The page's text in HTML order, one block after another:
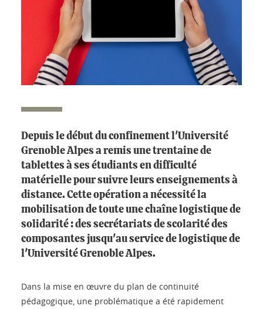
Depuis le début du confinement l'Université
Grenoble Alpes a remis une trentaine de
tablettes à ses étudiants en difficulté
matérielle pour suivre leurs enseignements à
distance. Cette opération a nécessité la
mobilisation de toute une chaîne logistique de
solidarité : des secrétariats de scolarité des
composantes jusqu'au service de logistique de
l'Université Grenoble Alpes.
Dans la mise en œuvre du plan de continuité
pédagogique, une problématique a été rapidement